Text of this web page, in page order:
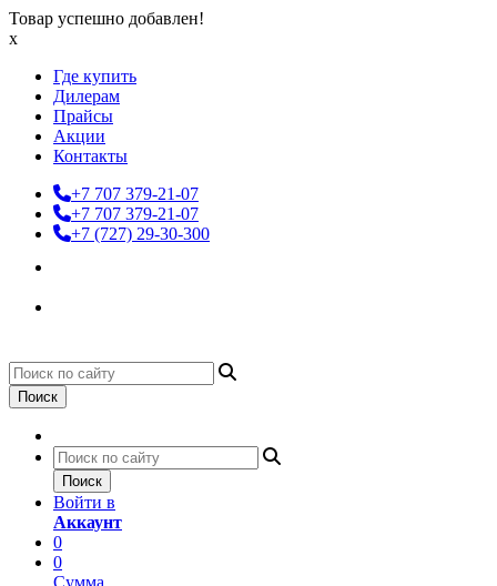
Товар успешно добавлен!
x
Где купить
Дилерам
Прайсы
Акции
Контакты
+7 707 379-21-07
+7 707 379-21-07
+7 (727) 29-30-300
Поиск
Поиск
Войти в
Аккаунт
0
0
Сумма